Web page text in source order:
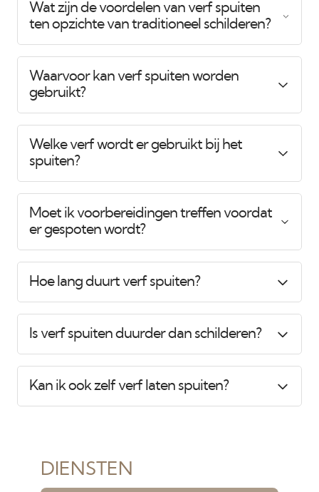
Wat zijn de voordelen van verf spuiten
ten opzichte van traditioneel schilderen?
Waarvoor kan verf spuiten worden
gebruikt?
Welke verf wordt er gebruikt bij het
spuiten?
Moet ik voorbereidingen treffen voordat
er gespoten wordt?
Hoe lang duurt verf spuiten?
Is verf spuiten duurder dan schilderen?
Kan ik ook zelf verf laten spuiten?
DIENSTEN